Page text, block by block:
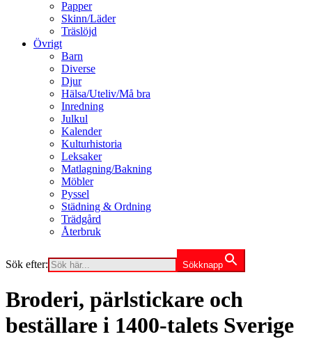
Papper
Skinn/Läder
Träslöjd
Övrigt
Barn
Diverse
Djur
Hälsa/Uteliv/Må bra
Inredning
Julkul
Kalender
Kulturhistoria
Leksaker
Matlagning/Bakning
Möbler
Pyssel
Städning & Ordning
Trädgård
Återbruk
Sök efter: Sökknapp
Broderi, pärlstickare och
beställare i 1400-talets Sverige